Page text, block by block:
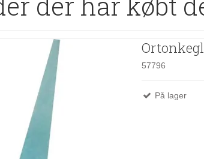
57796
På lager